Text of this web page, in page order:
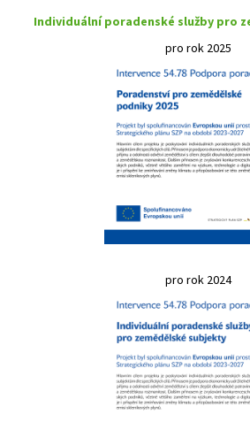
Individuální poradenské služby pro
pro rok 2025
pro rok 2024